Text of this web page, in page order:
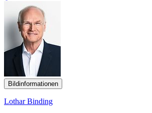
Bildinformationen
Lothar Binding